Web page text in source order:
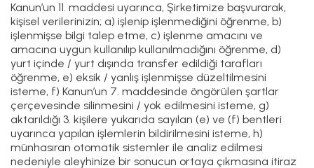
Kanun’un 11. maddesi uyarınca, Şirketimize başvurarak,
kişisel verilerinizin; a) işlenip işlenmediğini öğrenme, b)
işlenmişse bilgi talep etme, c) işlenme amacını ve
amacına uygun kullanılıp kullanılmadığını öğrenme, d)
yurt içinde / yurt dışında transfer edildiği tarafları
öğrenme, e) eksik / yanlış işlenmişse düzeltilmesini
isteme, f) Kanun’un 7. maddesinde öngörülen şartlar
çerçevesinde silinmesini / yok edilmesini isteme, g)
aktarıldığı 3. kişilere yukarıda sayılan (e) ve (f) bentleri
uyarınca yapılan işlemlerin bildirilmesini isteme, h)
münhasıran otomatik sistemler ile analiz edilmesi
nedeniyle aleyhinize bir sonucun ortaya çıkmasına itiraz